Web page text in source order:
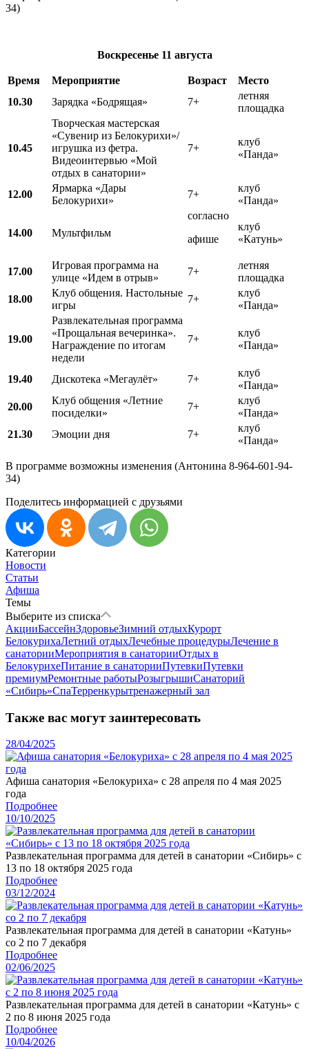
34)
Воскресенье 11 августа
Время Мероприятие Возраст
Место
10.30
Зарядка «Бодрящая» 7+
летняя
площадка
10.45
Творческая мастерская
«Сувенир из Белокурихи»/
игрушка из фетра.
Видеоинтервью «Мой
отдых в санатории»
7+
клуб
«Панда»
12.00
Ярмарка «Дары
Белокурихи»
7+
клуб
«Панда»
14.00 Мультфильм
согласно
афише
клуб
«Катунь»
17.00
Игровая программа на
улице «Идем в отрыв»
7+
летняя
площадка
18.00
Клуб общения. Настольные
игры
7+
клуб
«Панда»
19.00
Развлекательная программа
«Прощальная вечеринка».
Награждение по итогам
недели
7+
клуб
«Панда»
19.40 Дискотека «Мегаулёт» 7+
клуб
«Панда»
20.00
Клуб общения «Летние
посиделки»
7+
клуб
«Панда»
21.30
Эмоции дня 7+
клуб
«Панда»
В программе возможны изменения (Антонина 8-964-601-94-
34)
Поделитесь информацией с друзьями
Категории
Новости
Статьи
Афиша
Темы
Выберите из списка
АкцииБассейнЗдоровьеЗимний отдыхКурорт
БелокурихаЛетний отдыхЛечебные процедурыЛечение в
санаторииМероприятия в санаторииОтдых в
БелокурихеПитание в санаторииПутевкиПутевки
премиумРемонтные работыРозыгрышиСанаторий
«Сибирь»СпаТерренкурытренажерный зал
Также вас могут заинтересовать
28/04/2025
Афиша санатория «Белокуриха» с 28 апреля по 4 мая 2025
года
Подробнее
10/10/2025
Развлекательная программа для детей в санатории «Сибирь» с
13 по 18 октября 2025 года
Подробнее
03/12/2024
Развлекательная программа для детей в санатории «Катунь»
со 2 по 7 декабря
Подробнее
02/06/2025
Развлекательная программа для детей в санатории «Катунь» с
2 по 8 июня 2025 года
Подробнее
10/04/2026